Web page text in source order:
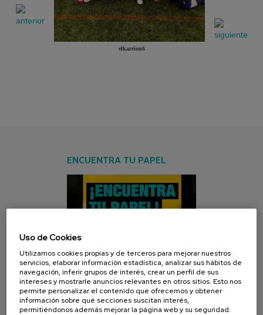
elkarrion6
ENCUENTRA TU PAPEL
CAMPAÑA ACTUAL
Uso de Cookies
Utilizamos cookies propias y de terceros para mejorar nuestros
servicios, elaborar información estadística, analizar sus hábitos de
navegación, inferir grupos de interés, crear un perfil de sus
intereses y mostrarle anuncios relevantes en otros sitios. Esto nos
permite personalizar el contenido que ofrecemos y obtener
información sobre qué secciones suscitan interés,
permitiéndonos además mejorar la página web y su seguridad.